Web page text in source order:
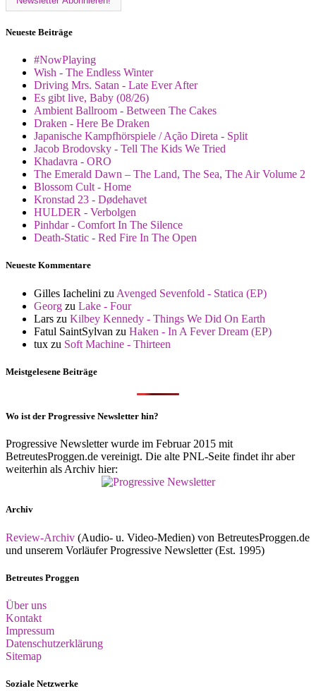
Neueste Beiträge
#NowPlaying
Wish - The Endless Winter
Driving Mrs. Satan - Late Ever After
Es gibt live, Baby (08/26)
Ambient Ballroom - Between The Cakes
Draken - Here Be Draken
Japanische Kampfhörspiele / Ação Direta - Split
Jacob Brodovsky - Tell The Kids We Tried
Khadavra - ORO
The Emerald Dawn – The Land, The Sea, The Air Volume 2
Blossom Cult - Home
Kronstad 23 - Dødehavet
HULDER - Verbolgen
Pinhdar - Comfort In The Silence
Death-Static - Red Fire In The Open
Neueste Kommentare
Gilles Iachelini zu Avenged Sevenfold - Statica (EP)
Georg zu Lake - Four
Lars zu Kilbey Kennedy - Things We Did On Earth
Fatul SaintSylvan zu Haken - In A Fever Dream (EP)
tux zu Soft Machine - Thirteen
Meistgelesene Beiträge
Wo ist der Progressive Newsletter hin?
Progressive Newsletter wurde im Februar 2015 mit
BetreutesProggen.de vereinigt. Die alte PNL-Seite findet ihr aber
weiterhin als Archiv hier:
Archiv
Review-Archiv (Audio- u. Video-Medien) von BetreutesProggen.de
und unserem Vorläufer Progressive Newsletter (Est. 1995)
Betreutes Proggen
Über uns
Kontakt
Impressum
Datenschutzerklärung
Sitemap
Soziale Netzwerke